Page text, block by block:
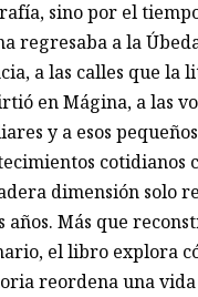
sino por el
regresaba a la
a las calles que la
en Mágina, a las
y a esos pequeños
cotidianos
dimensión solo
años. Más que
el libro explora
reordena una